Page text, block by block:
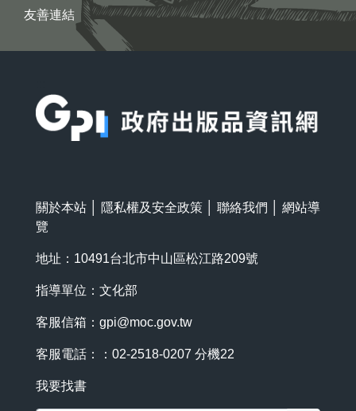
友善連結
關於本站 隱私權及安全政策 聯絡我們
網站導
覽
地址：10491台北市中山區松江路209號
指導單位：文化部
客服信箱： gpi@moc.gov.tw
客服電話：：02-2518-0207 分機22
我要找書